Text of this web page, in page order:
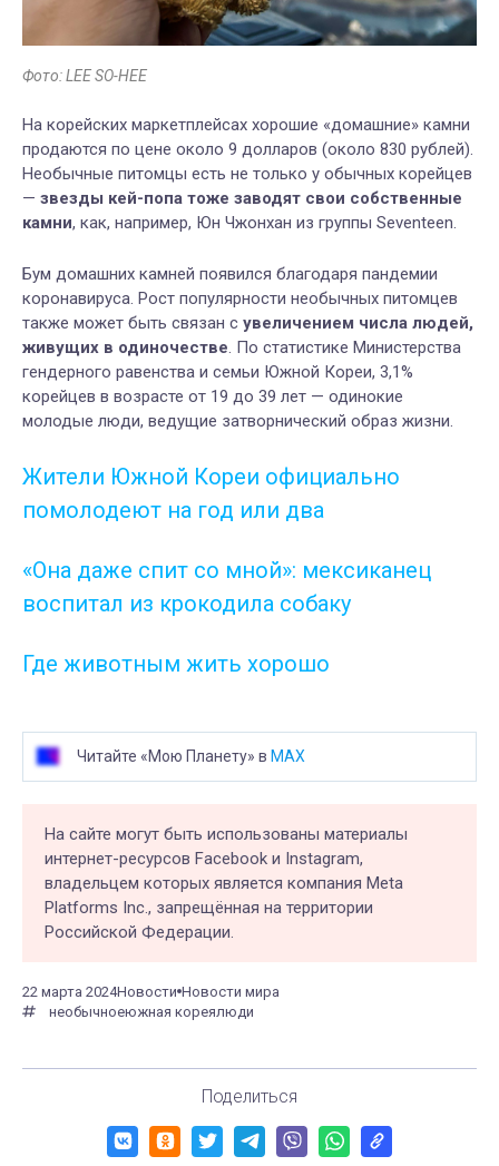
Фото: LEE SO-HEE
На корейских маркетплейсах хорошие «домашние» камни
продаются по цене около 9 долларов (около 830 рублей).
Необычные питомцы есть не только у обычных корейцев
— звезды кей-попа тоже заводят свои собственные
камни, как, например, Юн Чжонхан из группы Seventeen.
Бум домашних камней появился благодаря пандемии
коронавируса. Рост популярности необычных питомцев
также может быть связан с увеличением числа людей,
живущих в одиночестве . По статистике Министерства
гендерного равенства и семьи Южной Кореи, 3,1%
корейцев в возрасте от 19 до 39 лет — одинокие
молодые люди, ведущие затворнический образ жизни.
Жители Южной Кореи официально
помолодеют на год или два
«Она даже спит со мной»: мексиканец
воспитал из крокодила собаку
Где животным жить хорошо
Читайте «Мою Планету» в MAX
На сайте могут быть использованы материалы
интернет-ресурсов Facebook и Instagram,
владельцем которых является компания Meta
Platforms Inc., запрещённая на территории
Российской Федерации.
22 марта 2024Новости Новости мира
необычноеюжная кореялюди
Поделиться